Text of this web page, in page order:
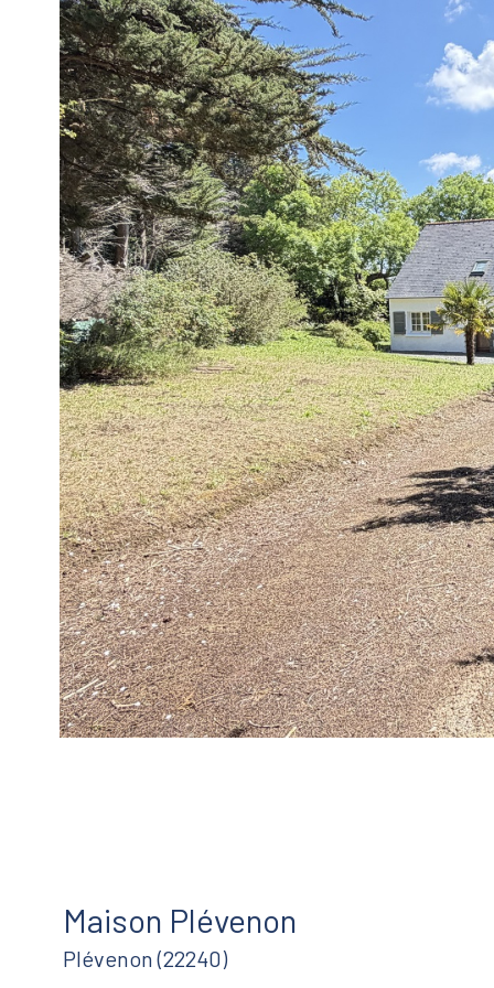
Maison Plévenon
Plévenon (22240)